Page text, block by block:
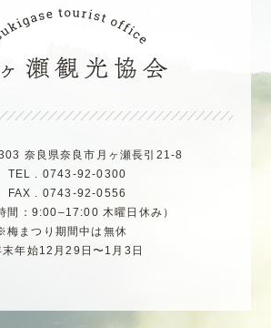
奈良県奈良市月ヶ瀬長引21-8
TEL . 0743-92-0300
FAX . 0743-92-0556
間：9:00–17:00 木曜日休み）
梅まつり期間中は無休
末年始12月29日〜1月3日